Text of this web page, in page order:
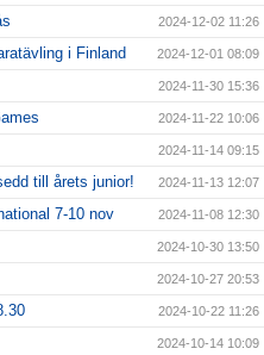
2024-12-02 11:26
i Finland 2024-12-01 08:09
2024-11-30 15:36
2024-11-22 10:06
2024-11-14 09:15
till årets junior! 2024-11-13 12:07
7-10 nov 2024-11-08 12:30
2024-10-30 13:50
2024-10-27 20:53
2024-10-22 11:26
2024-10-14 10:09